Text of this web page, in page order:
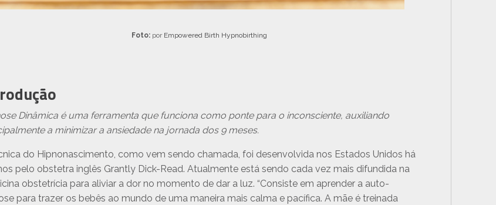
Foto:por Empowered Birth Hypnobirthing
Dinâmica é uma ferramenta que funciona como ponte para o inconsciente, auxiliando
a minimizar a ansiedade na jornada dos 9 meses.
do Hipnonascimento, como vem sendo chamada, foi desenvolvida nos Estados Unidos há
pelo obstetra inglês Grantly Dick-Read. Atualmente está sendo cada vez mais difundida na
obstetrícia para aliviar a dor no momento de dar a luz. “Consiste em aprender a auto-
para trazer os bebês ao mundo de uma maneira mais calma e pacífica. A mãe é treinada